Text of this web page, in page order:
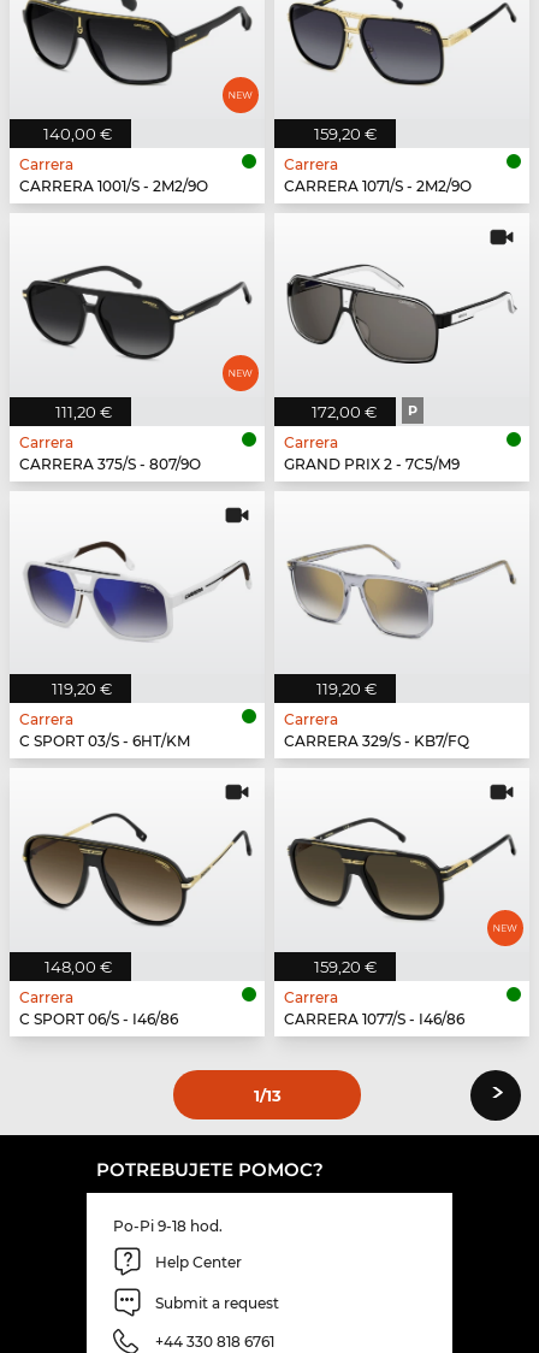
140,00 €
Carrera
CARRERA 1001/S - 2M2/9O
159,20 €
Carrera
CARRERA 1071/S - 2M2/9O
111,20 €
Carrera
CARRERA 375/S - 807/9O
172,00 € P
Carrera
GRAND PRIX 2 - 7C5/M9
119,20 €
Carrera
C SPORT 03/S - 6HT/KM
119,20 €
Carrera
CARRERA 329/S - KB7/FQ
148,00 €
Carrera
C SPORT 06/S - I46/86
159,20 €
Carrera
CARRERA 1077/S - I46/86
1/13 ›
POTREBUJETE POMOC?
Po-Pi 9-18 hod.
Help Center
Submit a request
+44 330 818 6761